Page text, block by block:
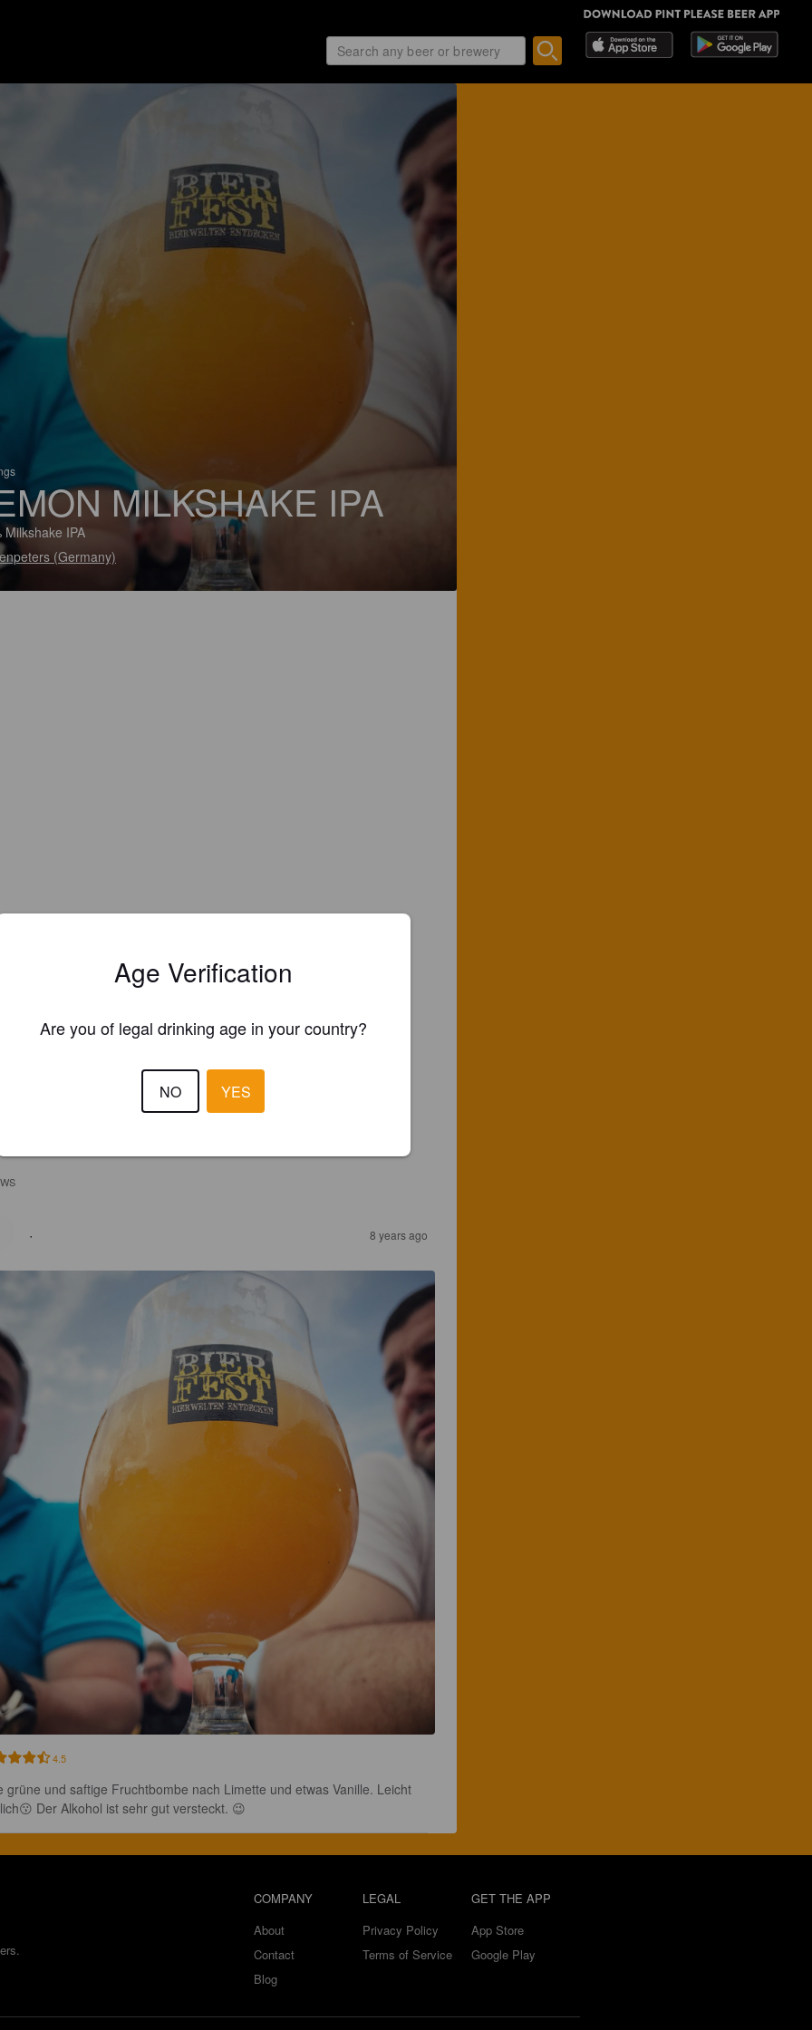
MILKSHAKE IPA
Milkshake IPA
(Germany)
· 8 years ago
4.5
grüne und saftige Fruchtbombe nach Limette und etwas Vanille. Leicht
Der Alkohol ist sehr gut versteckt. 😉
COMPANY
About
Contact
Blog
LEGAL
Privacy Policy
Terms of Service
GET THE APP
App Store
Google Play
Age Verification
Are you of legal drinking age in your country?
NO YES